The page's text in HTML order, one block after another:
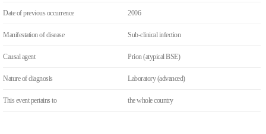
Date of previous occurrence 2006
Manifestation of disease Sub-clinical infection
Causal agent Prion (atypical BSE)
Nature of diagnosis Laboratory (advanced)
This event pertains to the whole country